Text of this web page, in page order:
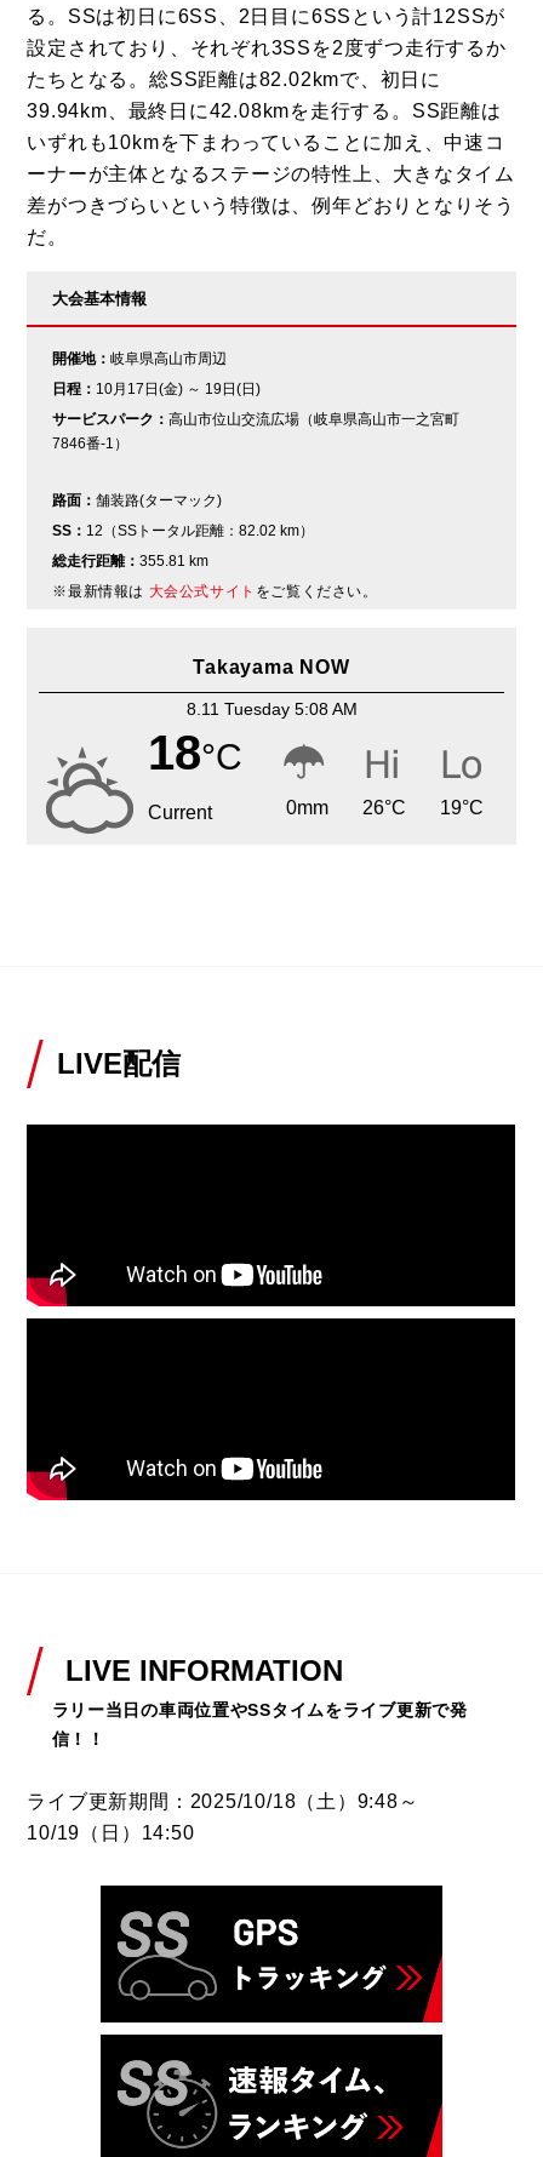
る。SSは初日に6SS、2日目に6SSという計12SSが
設定されており、それぞれ3SSを2度ずつ走行するか
たちとなる。総SS距離は82.02kmで、初日に
39.94km、最終日に42.08kmを走行する。SS距離は
いずれも10kmを下まわっていることに加え、中速コ
ーナーが主体となるステージの特性上、大きなタイム
差がつきづらいという特徴は、例年どおりとなりそう
だ。
大会基本情報
開催地：岐阜県高山市周辺
日程： 10月17日(金) ～ 19日(日)
サービスパーク：高山市位山交流広場（岐阜県高山市一之宮町
7846番-1）
路面：舗装路(ターマック)
SS： 12（SSトータル距離：82.02 km）
総走行距離：355.81 km
※最新情報は 大会公式サイト をご覧ください。
Takayama NOW
8.11 Tuesday 5:08 AM
18°C
Current 0mm 26°C 19°C
LIVE配信
LIVE INFORMATION
ラリー当日の車両位置やSSタイムをライブ更新で発
信！！
ライブ更新期間：2025/10/18（土）9:48～
10/19（日）14:50